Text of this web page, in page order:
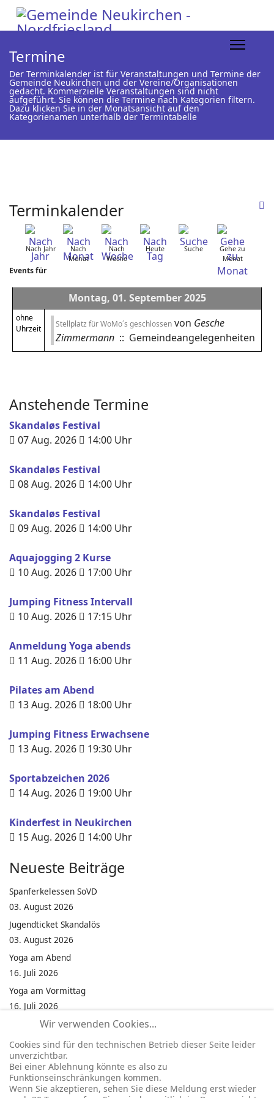
Termine
Der Terminkalender ist für Veranstaltungen und Termine der
Gemeinde Neukirchen und der Vereine/Organisationen
gedacht. Kommerzielle Veranstaltungen sind nicht
aufgeführt. Sie können die Termine nach Kategorien filtern.
Dazu klicken Sie in der Monatsansicht auf den
Kategorienamen unterhalb der Termintabelle
Terminkalender
Nach Jahr
Nach
Monat
Nach
Woche
Heute Suche
Gehe zu
Monat
Events für
Montag, 01. September 2025
ohne
Uhrzeit
Stellplatz für WoMo´s geschlossen von Gesche
Zimmermann :: Gemeindeangelegenheiten
Anstehende Termine
Skandaløs Festival
07 Aug. 2026
14:00 Uhr
Skandaløs Festival
08 Aug. 2026
14:00 Uhr
Skandaløs Festival
09 Aug. 2026
14:00 Uhr
Aquajogging 2 Kurse
10 Aug. 2026
17:00 Uhr
Jumping Fitness Intervall
10 Aug. 2026
17:15 Uhr
Anmeldung Yoga abends
11 Aug. 2026
16:00 Uhr
Pilates am Abend
13 Aug. 2026
18:00 Uhr
Jumping Fitness Erwachsene
13 Aug. 2026
19:30 Uhr
Sportabzeichen 2026
14 Aug. 2026
19:00 Uhr
Kinderfest in Neukirchen
15 Aug. 2026
14:00 Uhr
Neueste Beiträge
Spanferkelessen SoVD
03. August 2026
Jugendticket Skandalös
03. August 2026
Yoga am Abend
16. Juli 2026
Yoga am Vormittag
16. Juli 2026
Pilates am Abend
16. Juli 2026
Jumping Fitness Intervall
16. Juli 2026
Jumping Fitness Erwachsene
Wir verwenden Cookies...
Cookies sind für den technischen Betrieb dieser Seite leider
unverzichtbar.
Bei einer Ablehnung könnte es also zu
Funktionseinschränkungen kommen.
Wenn Sie akzeptieren, sehen Sie diese Meldung erst wieder